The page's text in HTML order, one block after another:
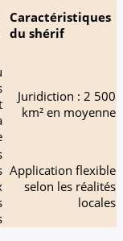
avec la gestion
des espaces en
communautés
portent une part
importante de la
publiques
adaptées aux
spécificités